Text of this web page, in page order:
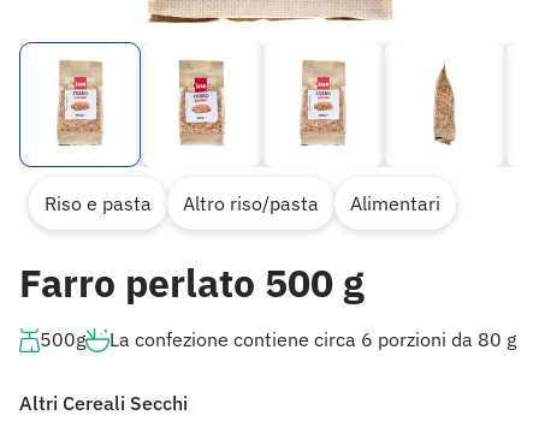
Riso e pasta Altro riso/pasta Alimentari
Farro perlato 500 g
500g La confezione contiene circa 6 porzioni da 80 g
Altri Cereali Secchi